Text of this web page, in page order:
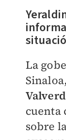
La
cuenta
sobre